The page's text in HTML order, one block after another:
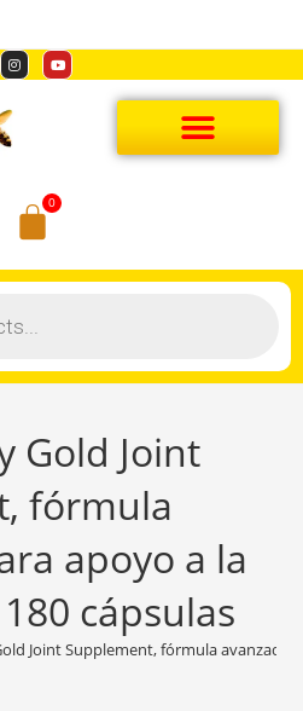
0
Gold Joint
fórmula
apoyo a la
cápsulas
Joint Supplement, fórmula avanzada